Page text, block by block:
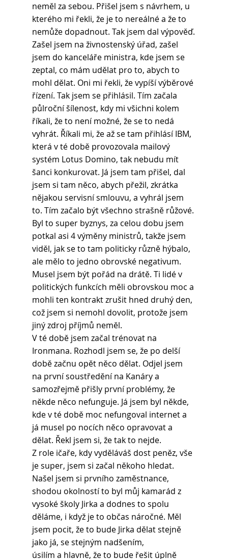
neměl za sebou. Přišel jsem s návrhem, u
kterého mi řekli, že je to nereálné a že to
nemůže dopadnout. Tak jsem dal výpověď.
Zašel jsem na živnostenský úřad, zašel
jsem do kanceláře ministra, kde jsem se
zeptal, co mám udělat pro to, abych to
mohl dělat. Oni mi řekli, že vypíší výběrové
řízení. Tak jsem se přihlásil. Tím začala
půlroční šílenost, kdy mi všichni kolem
říkali, že to není možné, že se to nedá
vyhrát. Říkali mi, že až se tam přihlásí IBM,
která v té době provozovala mailový
systém Lotus Domino, tak nebudu mít
šanci konkurovat. Já jsem tam přišel, dal
jsem si tam něco, abych přežil, zkrátka
nějakou servisní smlouvu, a vyhrál jsem
to. Tím začalo být všechno strašně růžové.
Byl to super byznys, za celou dobu jsem
potkal asi 4 výměny ministrů, takže jsem
viděl, jak se to tam politicky různě hýbalo,
ale mělo to jedno obrovské negativum.
Musel jsem být pořád na drátě. Ti lidé v
politických funkcích měli obrovskou moc a
mohli ten kontrakt zrušit hned druhý den,
což jsem si nemohl dovolit, protože jsem
jiný zdroj příjmů neměl.
V té době jsem začal trénovat na
Ironmana. Rozhodl jsem se, že po delší
době začnu opět něco dělat. Odjel jsem
na první soustředění na Kanáry a
samozřejmě přišly první problémy, že
někde něco nefunguje. Já jsem byl někde,
kde v té době moc nefungoval internet a
já musel po nocích něco opravovat a
dělat. Řekl jsem si, že tak to nejde.
Z role ičaře, kdy vyděláváš dost peněz, vše
je super, jsem si začal někoho hledat.
Našel jsem si prvního zaměstnance,
shodou okolností to byl můj kamarád z
vysoké školy Jirka a dodnes to spolu
děláme, i když je to občas náročné. Měl
jsem pocit, že to bude Jirka dělat stejně
jako já, se stejným nadšením,
úsilím a hlavně, že to bude řešit úplně